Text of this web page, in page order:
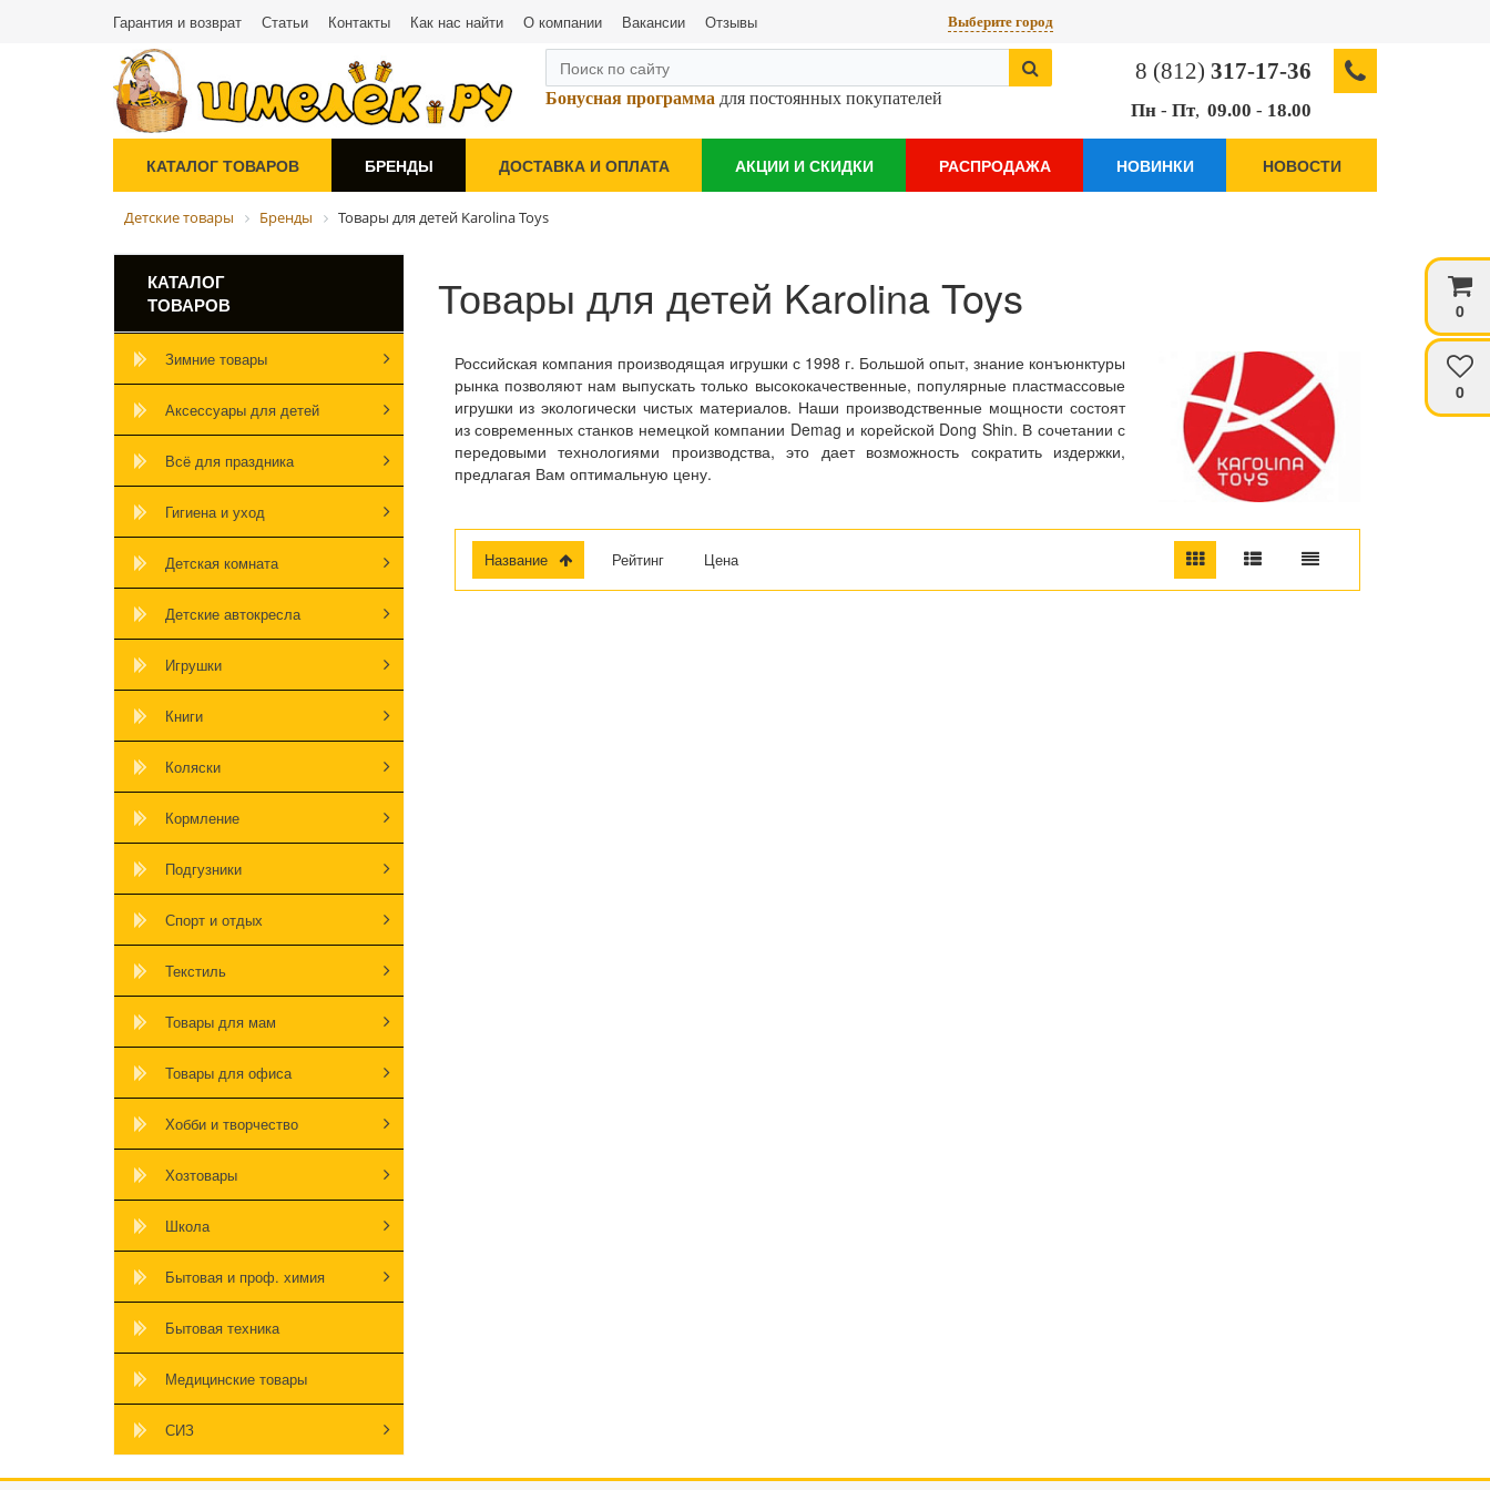
Гарантия и возврат Статьи Контакты Как нас найти О компании Вакансии Отзывы
0
0
Выберите город
Бонусная программа для постоянных покупателей
8 (812) 317-17-36
Пн - Пт, 09.00 - 18.00
КАТАЛОГ ТОВАРОВ БРЕНДЫ ДОСТАВКА И ОПЛАТА АКЦИИ И СКИДКИ РАСПРОДАЖА НОВИНКИ НОВОСТИ
Детские товары Бренды Товары для детей Karolina Toys
КАТАЛОГ
ТОВАРОВ
Зимние товары
Аксессуары для детей
Всё для праздника
Гигиена и уход
Детская комната
Детские автокресла
Игрушки
Книги
Коляски
Кормление
Подгузники
Спорт и отдых
Текстиль
Товары для мам
Товары для офиса
Хобби и творчество
Хозтовары
Школа
Бытовая и проф. химия
Бытовая техника
Медицинские товары
СИЗ
Товары для детей Karolina Toys
Российская компания производящая игрушки с 1998 г. Большой опыт, знание конъюнктуры
рынка позволяют нам выпускать только высококачественные, популярные пластмассовые
игрушки из экологически чистых материалов. Наши производственные мощности состоят
из современных станков немецкой компании Demag и корейской Dong Shin. В сочетании с
передовыми технологиями производства, это дает возможность сократить издержки,
предлагая Вам оптимальную цену.
Название Рейтинг Цена